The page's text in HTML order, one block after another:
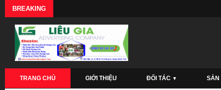
BREAKING
TRANG CHỦ GIỚI THIỆU ĐỐI TÁC ▼ SẢN